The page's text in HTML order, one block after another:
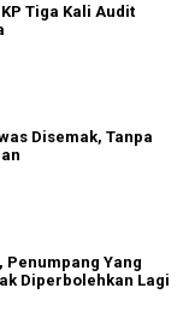
Tiga Kali Audit
Disemak, Tanpa
Yang
Diperbolehkan Lagi